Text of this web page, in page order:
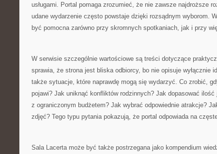
usługami. Portal pomaga zrozumieć, że nie zawsze najdroższe
udane wydarzenie często powstaje dzięki rozsądnym wyborom.
być pomocna zarówno przy skromnych spotkaniach, jak i przy
W serwisie szczególnie wartościowe są treści dotyczące
sprawia, że strona jest bliska odbiorcy, bo nie opisuje wyłącznie
także sytuacje, które naprawdę mogą się wydarzyć. Co zrobić,
pojawi? Jak uniknąć konfliktów rodzinnych? Jak dopasować
z ograniczonym budżetem? Jak wybrać odpowiednie atrakcje?
zdjęć? Tego typu pytania pokazują, że portal odpowiada na
Sala Lacerta może być także postrzegana jako kompendium